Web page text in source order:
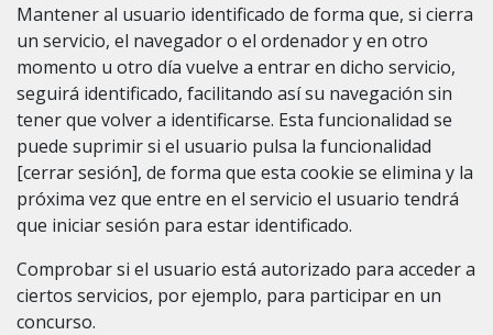
Mantener al usuario identificado de forma que, si cierra
un servicio, el navegador o el ordenador y en otro
momento u otro día vuelve a entrar en dicho servicio,
seguirá identificado, facilitando así su navegación sin
tener que volver a identificarse. Esta funcionalidad se
puede suprimir si el usuario pulsa la funcionalidad
[cerrar sesión], de forma que esta cookie se elimina y la
próxima vez que entre en el servicio el usuario tendrá
que iniciar sesión para estar identificado.
Comprobar si el usuario está autorizado para acceder a
ciertos servicios, por ejemplo, para participar en un
concurso.